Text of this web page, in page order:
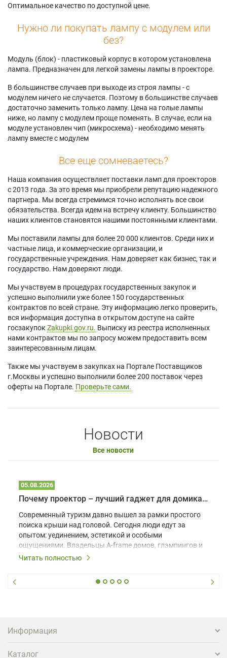
Оптимальное качество по доступной цене.
Нужно ли покупать лампу с модулем или
без?
Модуль (блок) - пластиковый корпус в котором установлена
лампа. Предназначен для легкой замены лампы в проекторе.
В большинстве случаев при выходе из строя лампы - с
модулем ничего не случается. Поэтому в большинстве случаев
достаточно заменить только лампу. Цена на голые лампы
ниже, но лампу с модулем проще поменять. В случае, если на
модуле установлен чип (микросхема) - необходимо менять
лампу вместе с модулем
Все еще сомневаетесь?
Наша компания осуществляет поставки ламп для проекторов
с 2013 года. За это время мы приобрели репутацию надежного
партнера. Мы всегда стремимся точно исполнять все свои
обязательства. Всегда идем на встречу клиенту. Большинство
наших клиентов становятся нашими постоянными клиентами.
Мы поставили лампы для более 20 000 клиентов. Среди них и
частные лица, и коммерческие организации, и
государственные учреждения. Нам доверяет как бизнес, так и
государство. Нам доверяют люди.
Мы участвуем в процедурах государственных закупок и
успешно выполнили уже более 150 государственных
контрактов по всей стране. Эту информацию легко проверить,
вся информация доступна в открытом доступе на сайте
госзакупок Zakupki.gov.ru. Выписку из реестра исполненных
нами контрактов мы по запросу можем предоставить всем
заинтересованным лицам.
Также мы участвуем в закупках на Портале Поставщиков
г.Москвы и успешно выполнили более 200 поставок через
оферты на Портале. Проверьте сами.
Новости
Все новости
05.08.2026
Почему проектор – лучший гаджет для домика в глэмпинге
Современный туризм давно вышел за рамки простого
поиска крыши над головой. Сегодня люди едут за
опытом: уединением, эстетикой и особыми
ощущениями. Владельцы A-frame домов, глэмпингов и
шале понимают, что конкуренция растет, и
вернуться и поделиться впечатлениями в соцсетях,
проектора.
Читать полностью
Информация
Каталог